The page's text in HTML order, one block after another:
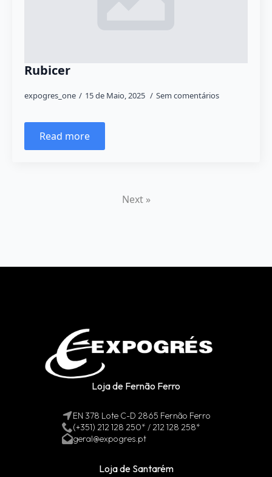
Rubicer
expogres_one 15 de Maio, 2025 Sem comentários
Read more
Next »
Loja de Fernão Ferro
EN 378 Lote C-D 2865 Fernão Ferro
(+351) 212 128 250* / 212 128 258*
geral@expogres.pt
Loja de Santarém